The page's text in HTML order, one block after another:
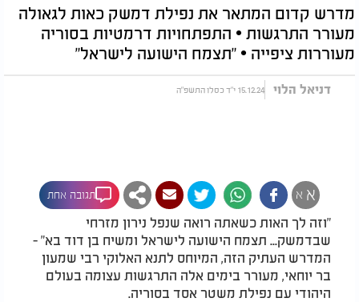
מדרש קדום המתאר את נפילת דמשק כאות לגאולה
מעורר התרגשות • התפתחויות דרמטיות בסוריה
מעוררות ציפייה • "תצמח הישועה לישראל"
דניאל הלוי 15.12.24 י"ד כסלו התשפ"ה
א א תגובה אחת
"וזה לך האות כשאתה רואה שנפל נירון מזרחי
שבדמשק... תצמח הישועה לישראל ומשיח בן דוד בא" -
המדרש העתיק הזה, המיוחס לתנא האלוקי רבי שמעון
בר יוחאי, מעורר בימים אלה התרגשות עצומה בעולם
היהודי עם נפילת משטר אסד בסוריה.